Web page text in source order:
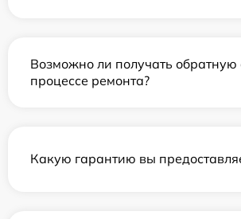
Возможно ли получать обратную
процессе ремонта?
Какую гарантию вы